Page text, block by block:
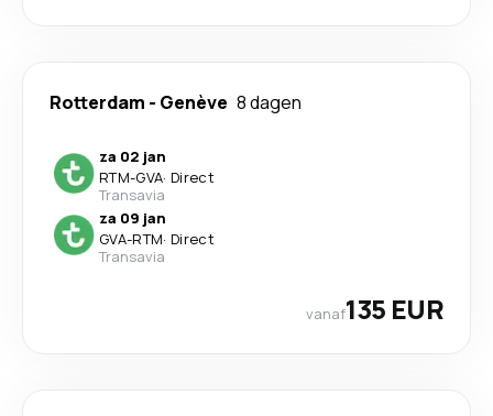
Rotterdam - Genève 8 dagen
za 02 jan
RTM-GVA· Direct
Transavia
za 09 jan
GVA-RTM· Direct
Transavia
vanaf135 EUR